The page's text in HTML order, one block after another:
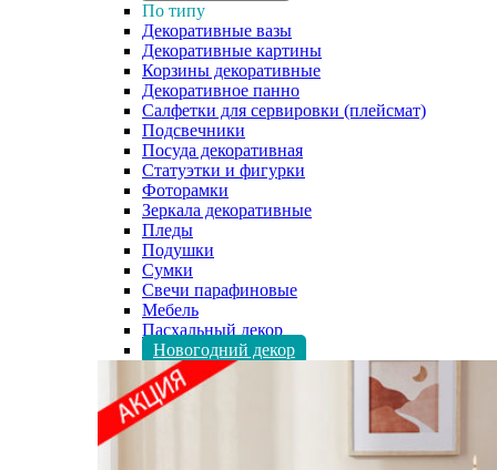
По типу
Декоративные вазы
Декоративные картины
Корзины декоративные
Декоративное панно
Салфетки для сервировки (плейсмат)
Подсвечники
Посуда декоративная
Статуэтки и фигурки
Фоторамки
Зеркала декоративные
Пледы
Подушки
Сумки
Свечи парафиновые
Мебель
Пасхальный декор
Новогодний декор